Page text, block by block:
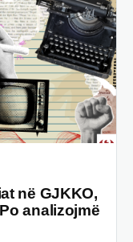
në GJKKO,
analizojmë